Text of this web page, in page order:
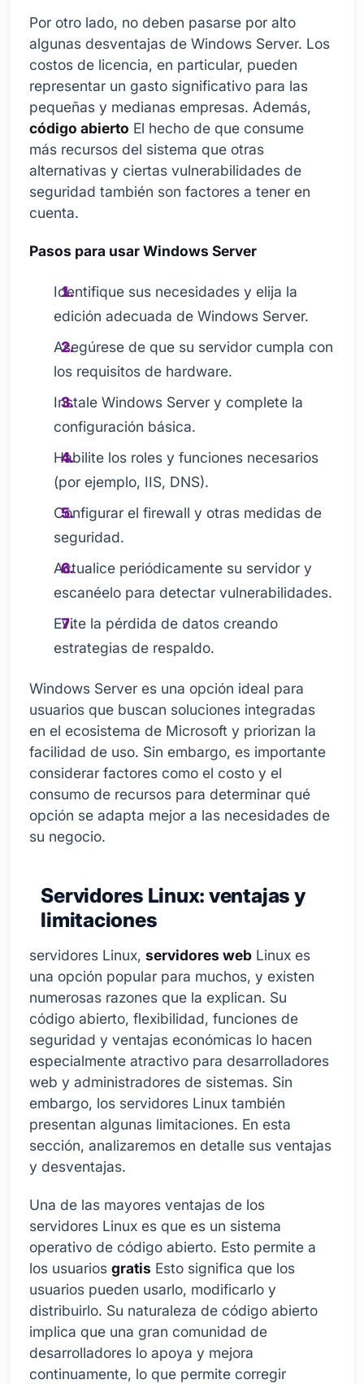
Por otro lado, no deben pasarse por alto
algunas desventajas de Windows Server. Los
costos de licencia, en particular, pueden
representar un gasto significativo para las
pequeñas y medianas empresas. Además,
código abierto El hecho de que consume
más recursos del sistema que otras
alternativas y ciertas vulnerabilidades de
seguridad también son factores a tener en
cuenta.
Pasos para usar Windows Server
Identifique sus necesidades y elija la
edición adecuada de Windows Server.
Asegúrese de que su servidor cumpla con
los requisitos de hardware.
Instale Windows Server y complete la
configuración básica.
Habilite los roles y funciones necesarios
(por ejemplo, IIS, DNS).
Configurar el firewall y otras medidas de
seguridad.
Actualice periódicamente su servidor y
escanéelo para detectar vulnerabilidades.
Evite la pérdida de datos creando
estrategias de respaldo.
Windows Server es una opción ideal para
usuarios que buscan soluciones integradas
en el ecosistema de Microsoft y priorizan la
facilidad de uso. Sin embargo, es importante
considerar factores como el costo y el
consumo de recursos para determinar qué
opción se adapta mejor a las necesidades de
su negocio.
Servidores Linux: ventajas y
limitaciones
servidores Linux, servidores web Linux es
una opción popular para muchos, y existen
numerosas razones que la explican. Su
código abierto, flexibilidad, funciones de
seguridad y ventajas económicas lo hacen
especialmente atractivo para desarrolladores
web y administradores de sistemas. Sin
embargo, los servidores Linux también
presentan algunas limitaciones. En esta
sección, analizaremos en detalle sus ventajas
y desventajas.
Una de las mayores ventajas de los
servidores Linux es que es un sistema
operativo de código abierto. Esto permite a
los usuarios gratis Esto significa que los
usuarios pueden usarlo, modificarlo y
distribuirlo. Su naturaleza de código abierto
implica que una gran comunidad de
desarrolladores lo apoya y mejora
continuamente, lo que permite corregir